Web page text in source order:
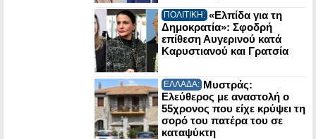
ΠΟΛΙΤΙΚΗ: «Ελπίδα για τη
Δημοκρατία»: Σφοδρή
επίθεση Αυγερινού κατά
Καρυστιανού και Γρατσία
ΕΛΛΑΔΑ: Μυστράς:
Ελεύθερος με αναστολή ο
55χρονος που είχε κρύψει τη
σορό του πατέρα του σε
καταψύκτη